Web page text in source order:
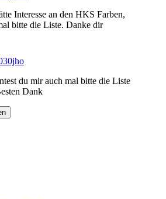
Interesse an den HKS Farben,
bitte die Liste. Danke dir
du mir auch mal bitte die Liste
Dank